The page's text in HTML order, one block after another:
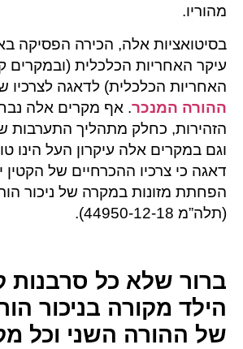
מהוריו.
בסיטואציות אלה, הכירה הפסיקה
עיקר האחריות הכלכלית (ובמקרים
האחריות הכלכלית) לדאגה לצרכיו
ההורה המנכר. אף מקרים אלה
הזהירות, כחלק מתהליך התערבות
וגם במקרים אלה עיקרון העל הינו
דאגה כי צרכיו ההכרחיים של הקטין
הפחתת מזונות במקרה של ניכור
(תלה”מ 44950-12-18).
ברור שלא כל
הילד מקורה בניכור
של ההורה השני וכל